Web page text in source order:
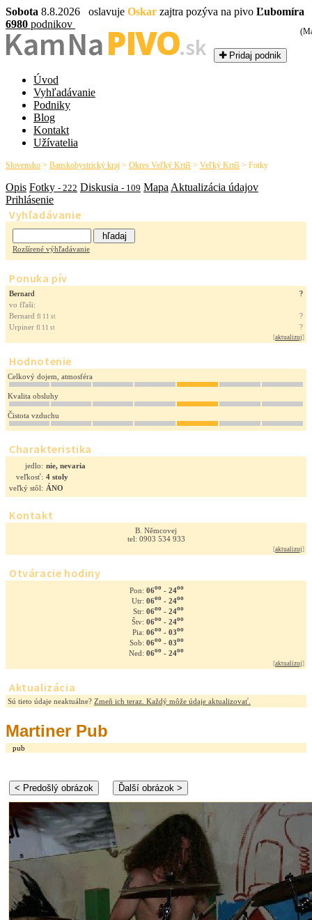
Sobota 8.8.2026 oslavuje Oskar zajtra pozýva na pivo Ľubomíra
6980 podnikov
Kam NaPIVO.sk Pridaj podnik
Úvod
Vyhľadávanie
Podniky
Blog
Kontakt
Užívatelia
Slovensko > Banskobystrický kraj > Okres Veľký Krtíš > Veľký Krtíš > Fotky
Opis Fotky - 222 Diskusia - 109 Mapa Aktualizácia údajov
Prihlásenie
Vyhľadávanie
Rozšírené výhľadávanie
Ponuka pív
Bernard
?
vo fľaši:
Bernard fl 11 st
?
Urpiner fl 11 st ?
[aktualizuj]
Hodnotenie
Celkový dojem, atmosféra
Kvalita obsluhy
Čistota vzduchu
Charakteristika
jedlo: nie, nevaria
veľkosť: 4 stoly
veľký stôl: ÁNO
Kontakt
B. Němcovej
tel: 0903 534 933
[aktualizuj]
Otváracie hodiny
Pon: 06oo- 24oo
Utr: 06oo- 24oo
Str: 06oo- 24oo
Štv: 06oo- 24oo
Pia: 06oo- 03oo
Sob: 06oo- 03oo
Ned: 06oo- 24oo
[aktualizuj]
Aktualizácia
Sú tieto údaje neaktuálne? Zmeň ich teraz. Každý môže údaje aktualizovať.
Martiner Pub
pub